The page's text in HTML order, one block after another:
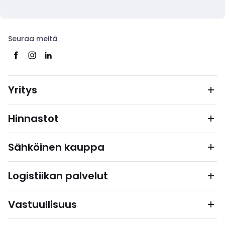
Seuraa meitä
Yritys
Hinnastot
Sähköinen kauppa
Logistiikan palvelut
Vastuullisuus